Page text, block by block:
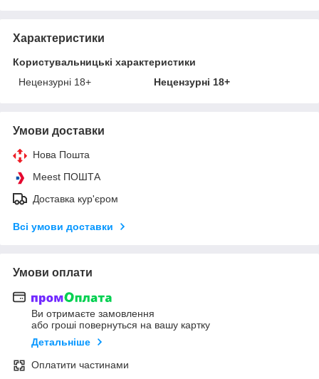
Характеристики
Користувальницькі характеристики
Нецензурні 18+
Нецензурні 18+
Умови доставки
Нова Пошта
Meest ПОШТА
Доставка кур'єром
Всі умови доставки
Умови оплати
Ви отримаєте замовлення
або гроші повернуться на вашу картку
Детальніше
Оплатити частинами